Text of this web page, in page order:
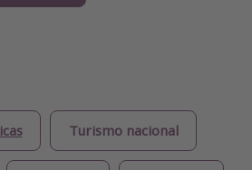
Turismo nacional